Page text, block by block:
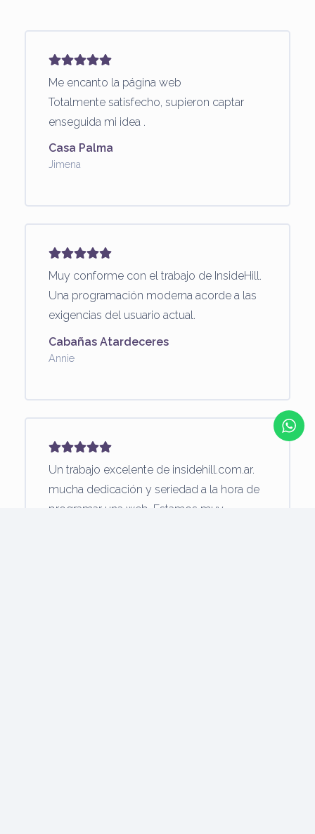
Me encanto la página web
Totalmente satisfecho, supieron captar
enseguida mi idea .
Casa Palma
Jimena
Muy conforme con el trabajo de InsideHill.
Una programación moderna acorde a las
exigencias del usuario actual.
Cabañas Atardeceres
Annie
Un trabajo excelente de insidehill.com.ar.
mucha dedicación y seriedad a la hora de
programar una web. Estamos muy